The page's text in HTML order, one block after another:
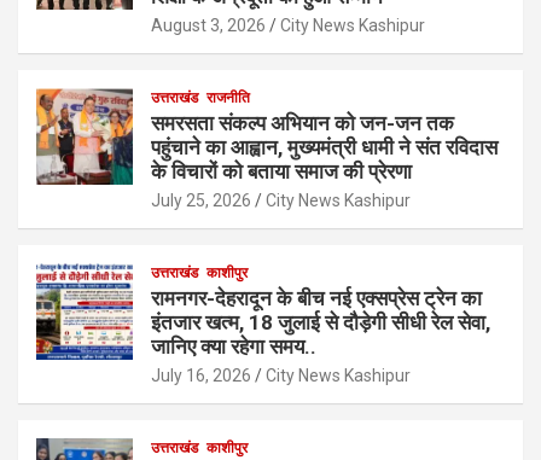
August 3, 2026 City News Kashipur
उत्तराखंड राजनीति
समरसता संकल्प अभियान को जन-जन तक
पहुंचाने का आह्वान, मुख्यमंत्री धामी ने संत रविदास
के विचारों को बताया समाज की प्रेरणा
July 25, 2026 City News Kashipur
उत्तराखंड काशीपुर
रामनगर-देहरादून के बीच नई एक्सप्रेस ट्रेन का
इंतजार खत्म, 18 जुलाई से दौड़ेगी सीधी रेल सेवा,
जानिए क्या रहेगा समय..
July 16, 2026 City News Kashipur
उत्तराखंड काशीपुर